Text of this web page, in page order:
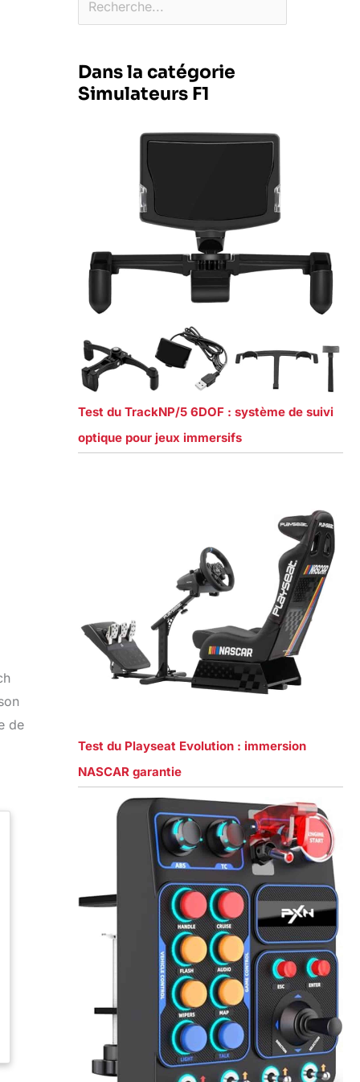
de
Dans la catégorie
Simulateurs F1
Test du TrackNP/5 6DOF : système de suivi
optique pour jeux immersifs
Test du Playseat Evolution : immersion
NASCAR garantie